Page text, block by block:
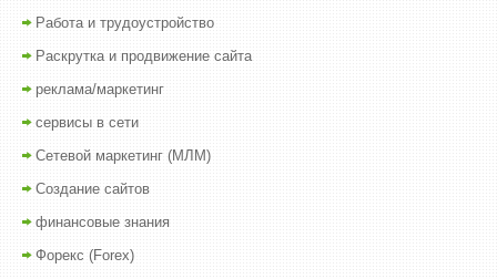
Работа и трудоустройство
Раскрутка и продвижение сайта
реклама/маркетинг
сервисы в сети
Сетевой маркетинг (МЛМ)
Создание сайтов
финансовые знания
Форекс (Forex)